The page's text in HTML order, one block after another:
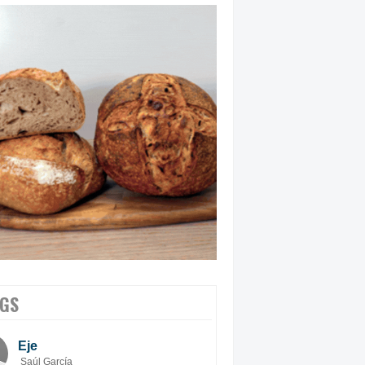
Eje
Saúl García